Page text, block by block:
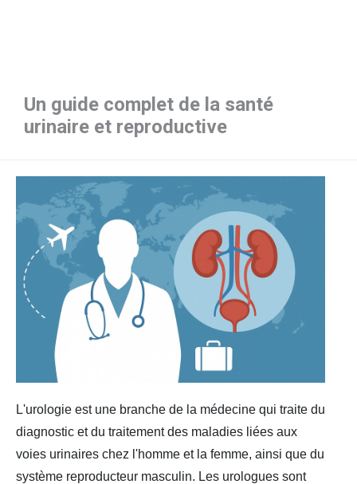
Un guide complet de la santé
urinaire et reproductive
L'urologie est une branche de la médecine qui traite du
diagnostic et du traitement des maladies liées aux
voies urinaires chez l'homme et la femme, ainsi que du
système reproducteur masculin. Les urologues sont